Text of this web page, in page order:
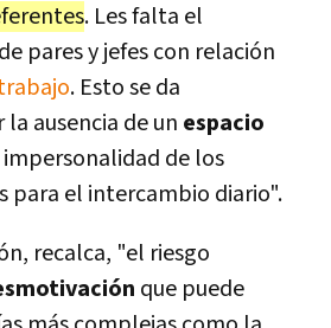
. Les falta el
pares y jefes con relación
. Esto se da
ausencia de un espacio
de los
para el intercambio diario".
recalca, "el riesgo
que puede